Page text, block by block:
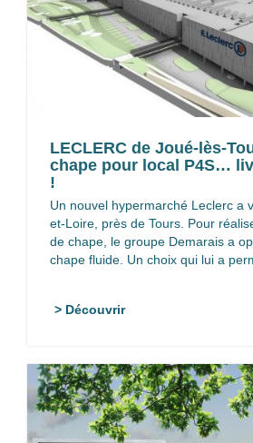
LECLERC de Joué-lès-
chape pour local P4S…
!
Un nouvel hypermarché Leclerc a
et-Loire, près de Tours. Pour
de chape, le groupe Demarais a
chape fluide. Un choix qui lui a
> Découvrir